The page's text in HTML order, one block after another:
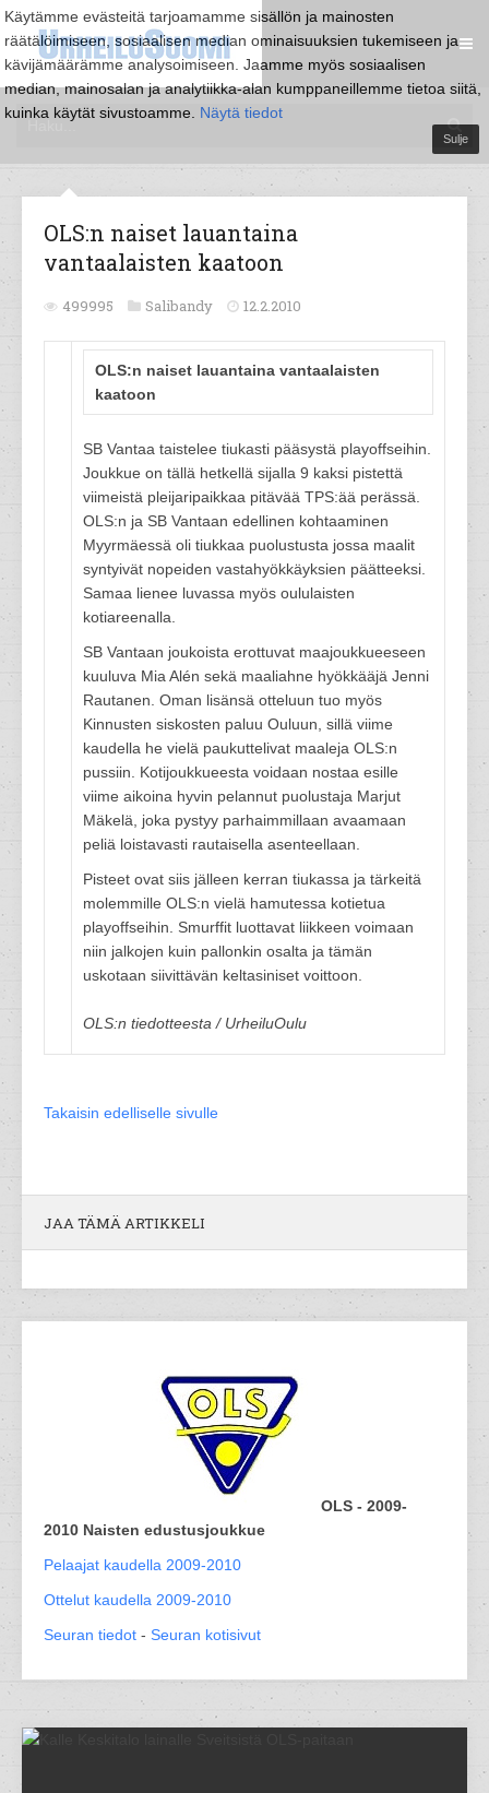
Käytämme evästeitä tarjoamamme sisällön ja mainosten
räätälöimiseen, sosiaalisen median ominaisuuksien tukemiseen ja
kävijämäärämme analysoimiseen. Jaamme myös sosiaalisen
median, mainosalan ja analytiikka-alan kumppaneillemme tietoa siitä,
kuinka käytät sivustoamme. Näytä tiedot
Sulje
OLS:n naiset lauantaina
vantaalaisten kaatoon
499995 Salibandy 12.2.2010
OLS:n naiset lauantaina vantaalaisten
kaatoon
SB Vantaa taistelee tiukasti pääsystä playoffseihin.
Joukkue on tällä hetkellä sijalla 9 kaksi pistettä
viimeistä pleijaripaikkaa pitävää TPS:ää perässä.
OLS:n ja SB Vantaan edellinen kohtaaminen
Myyrmäessä oli tiukkaa puolustusta jossa maalit
syntyivät nopeiden vastahyökkäyksien päätteeksi.
Samaa lienee luvassa myös oululaisten
kotiareenalla.
SB Vantaan joukoista erottuvat maajoukkueeseen
kuuluva Mia Alén sekä maaliahne hyökkääjä Jenni
Rautanen. Oman lisänsä otteluun tuo myös
Kinnusten siskosten paluu Ouluun, sillä viime
kaudella he vielä paukuttelivat maaleja OLS:n
pussiin. Kotijoukkueesta voidaan nostaa esille
viime aikoina hyvin pelannut puolustaja Marjut
Mäkelä, joka pystyy parhaimmillaan avaamaan
peliä loistavasti rautaisella asenteellaan.
Pisteet ovat siis jälleen kerran tiukassa ja tärkeitä
molemmille OLS:n vielä hamutessa kotietua
playoffseihin. Smurffit luottavat liikkeen voimaan
niin jalkojen kuin pallonkin osalta ja tämän
uskotaan siivittävän keltasiniset voittoon.
OLS:n tiedotteesta / UrheiluOulu
Takaisin edelliselle sivulle
JAA TÄMÄ ARTIKKELI
OLS - 2009-
2010 Naisten edustusjoukkue
Pelaajat kaudella 2009-2010
Ottelut kaudella 2009-2010
Seuran tiedot - Seuran kotisivut